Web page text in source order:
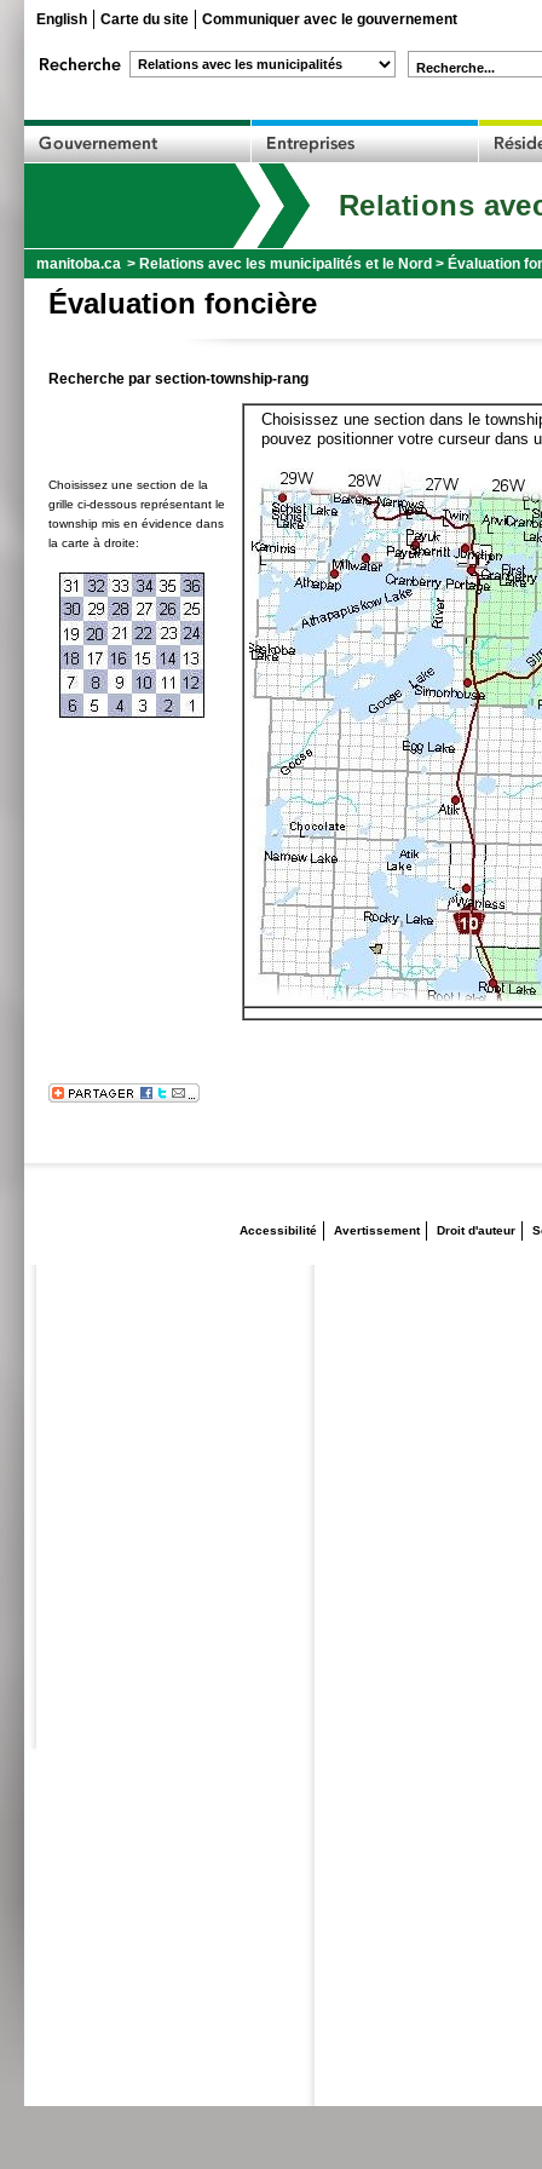
English Carte du site Communiquer avec le gouvernement
Recherche...
Relations
manitoba.ca > Relations avec les municipalités et le Nord > Évaluation
Évaluation foncière
Recherche par section-township-rang
Choisissez une section de la
grille ci-dessous représentant le
township mis en évidence dans
la carte à droite:
Choisissez une section dans le
pouvez positionner votre curseur dans
Accessibilité Avertissement Droit d'auteur